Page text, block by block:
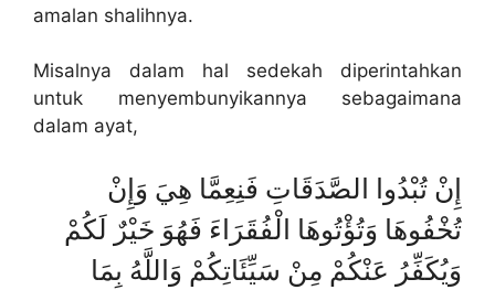
amalan shalihnya.
Misalnya dalam hal sedekah diperintahkan
untuk menyembunyikannya sebagaimana
dalam ayat,
إِنْ تُبْدُوا الصَّدَقَاتِ فَنِعِمَّا هِيَ وَإِنْ
تُخْفُوهَا وَتُؤْتُوهَا الْفُقَرَاءَ فَهُوَ خَيْرٌ لَكُمْ
وَيُكَفِّرُ عَنْكُمْ مِنْ سَيِّئَاتِكُمْ وَاللَّهُ بِمَا